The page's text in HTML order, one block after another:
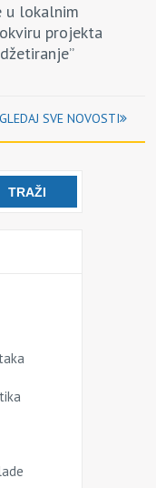
u lokalnim
projekta
SVE NOVOSTI